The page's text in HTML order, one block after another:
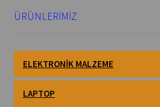
ÜRÜNLERİMİZ
ELEKTRONIK MALZEME
LAPTOP